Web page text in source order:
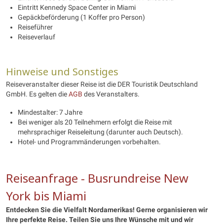
Eintritt Kennedy Space Center in Miami
Gepäckbeförderung (1 Koffer pro Person)
Reiseführer
Reiseverlauf
Hinweise und Sonstiges
Reiseveranstalter dieser Reise ist die DER Touristik Deutschland
GmbH. Es gelten dieAGB des Veranstalters.
Mindestalter: 7 Jahre
Bei weniger als 20 Teilnehmern erfolgt die Reise mit
mehrsprachiger Reiseleitung (darunter auch Deutsch).
Hotel- und Programmänderungen vorbehalten.
Reiseanfrage - Busrundreise New
York bis Miami
Entdecken Sie die Vielfalt Nordamerikas! Gerne organisieren wir
Ihre perfekte Reise. Teilen Sie uns Ihre Wünsche mit und wir